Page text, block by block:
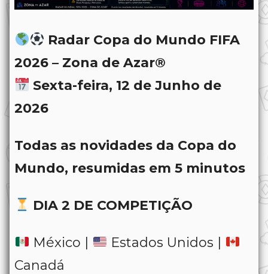
Radar Copa do Mundo FIFA
2026 – Zona de Azar®
Sexta-feira, 12 de Junho de
2026
Todas as novidades da Copa do
Mundo, resumidas em 5 minutos
DIA 2 DE COMPETIÇÃO
México |
Estados Unidos |
Canadá